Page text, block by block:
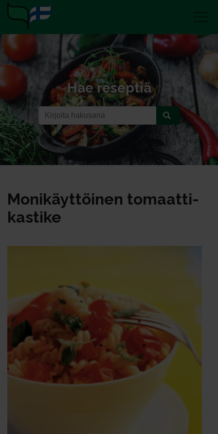
Hae reseptiä
Mo­ni­käyt­töi­nen to­maat­ti­
kas­ti­ke